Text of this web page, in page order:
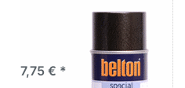
Belton special
Hammerschlag-Lack
7,75 € *